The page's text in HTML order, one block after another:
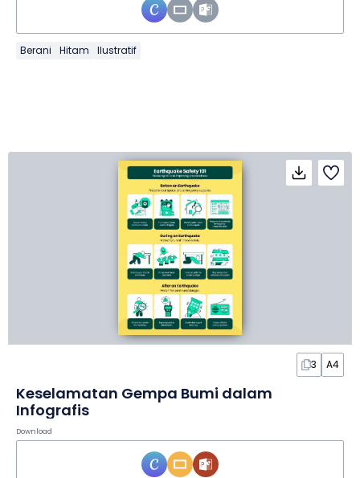
Berani Hitam Ilustratif
3 A4
Keselamatan Gempa Bumi dalam
Infografis
Download